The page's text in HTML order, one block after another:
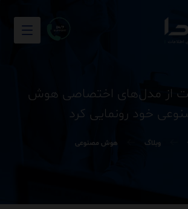
از مدل‌های اختصاصی هوش
خود رونمایی کرد
وبلاگ هوش مصنوعی